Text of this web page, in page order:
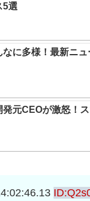
5選
に多様！最新ニュ
発元CEOが激怒！